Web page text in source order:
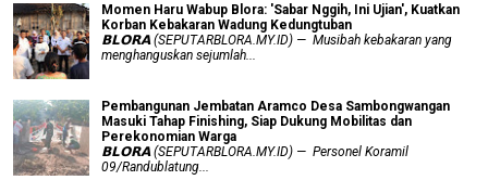
Momen Haru Wabup Blora: ​'Sabar Nggih, Ini Ujian', Kuatkan
Korban Kebakaran Wadung Kedungtuban
𝗕𝗟𝗢𝗥𝗔 (SEPUTARBLORA.MY.ID) — Musibah kebakaran yang
menghanguskan sejumlah...
Pembangunan Jembatan Aramco Desa Sambongwangan
Masuki Tahap Finishing, Siap Dukung Mobilitas dan
Perekonomian Warga
𝗕𝗟𝗢𝗥𝗔 (SEPUTARBLORA.MY.ID) — Personel Koramil
09/Randublatung...